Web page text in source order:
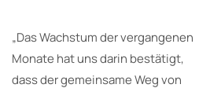
„Das Wachstum der vergangenen
Monate hat uns darin bestätigt,
dass der gemeinsame Weg von